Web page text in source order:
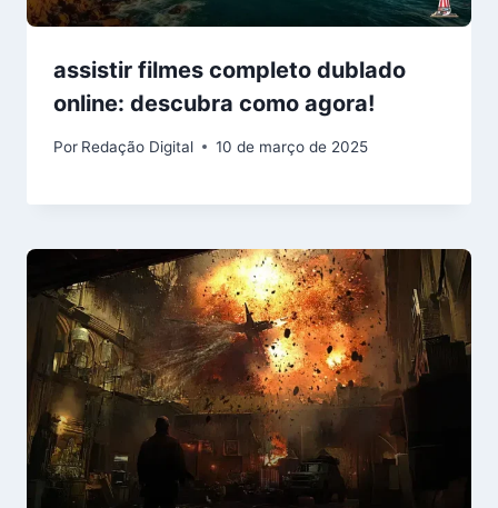
assistir filmes completo dublado
online: descubra como agora!
Por Redação Digital 10 de março de 2025